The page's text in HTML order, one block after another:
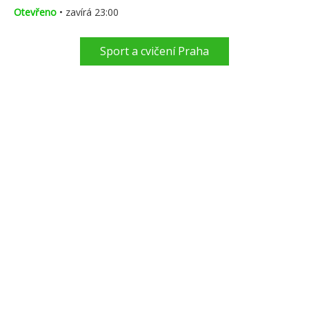
Otevřeno • zavírá 23:00
Sport a cvičení Praha